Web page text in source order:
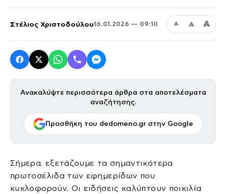
Στέλιος Χριστοδούλου16.01.2026 — 09:10 Α Α Α
Ανακαλύψτε περισσότερα άρθρα στα αποτελέσματα
αναζήτησης.
Προσθήκη του dedomeno.gr στην Google
Σήμερα, εξετάζουμε τα σημαντικότερα
πρωτοσέλιδα των εφημερίδων που
κυκλοφορούν. Οι ειδήσεις καλύπτουν ποικιλία